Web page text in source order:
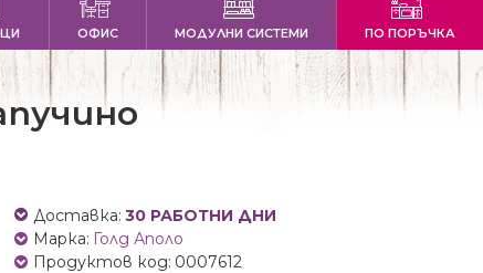
ОФИС МОДУЛНИ СИСТЕМИ ПО ПОРЪЧКА
Доставка: 30 РАБОТНИ ДНИ
Марка: Голд Аполо
Продуктов код: 0007612